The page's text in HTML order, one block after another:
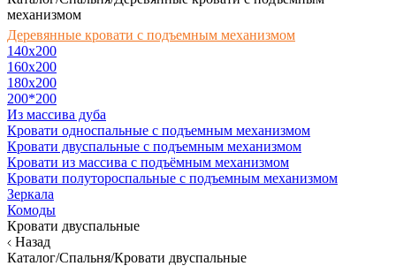
механизмом
Деревянные кровати с подъемным механизмом
140x200
160х200
180х200
200*200
Из массива дуба
Кровати односпальные с подъемным механизмом
Кровати двуспальные с подъемным механизмом
Кровати из массива с подъёмным механизмом
Кровати полутороспальные с подъемным механизмом
Зеркала
Комоды
Кровати двуспальные
Назад
Каталог/Спальня/Кровати двуспальные